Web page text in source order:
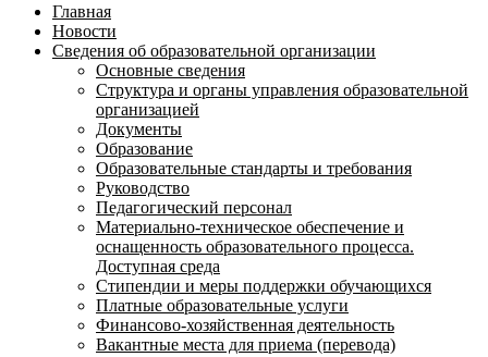
Главная
Новости
Сведения об образовательной организации
Основные сведения
Структура и органы управления образовательной
организацией
Документы
Образование
Образовательные стандарты и требования
Руководство
Педагогический персонал
Материально-техническое обеспечение и
оснащенность образовательного процесса.
Доступная среда
Стипендии и меры поддержки обучающихся
Платные образовательные услуги
Финансово-хозяйственная деятельность
Вакантные места для приема (перевода)